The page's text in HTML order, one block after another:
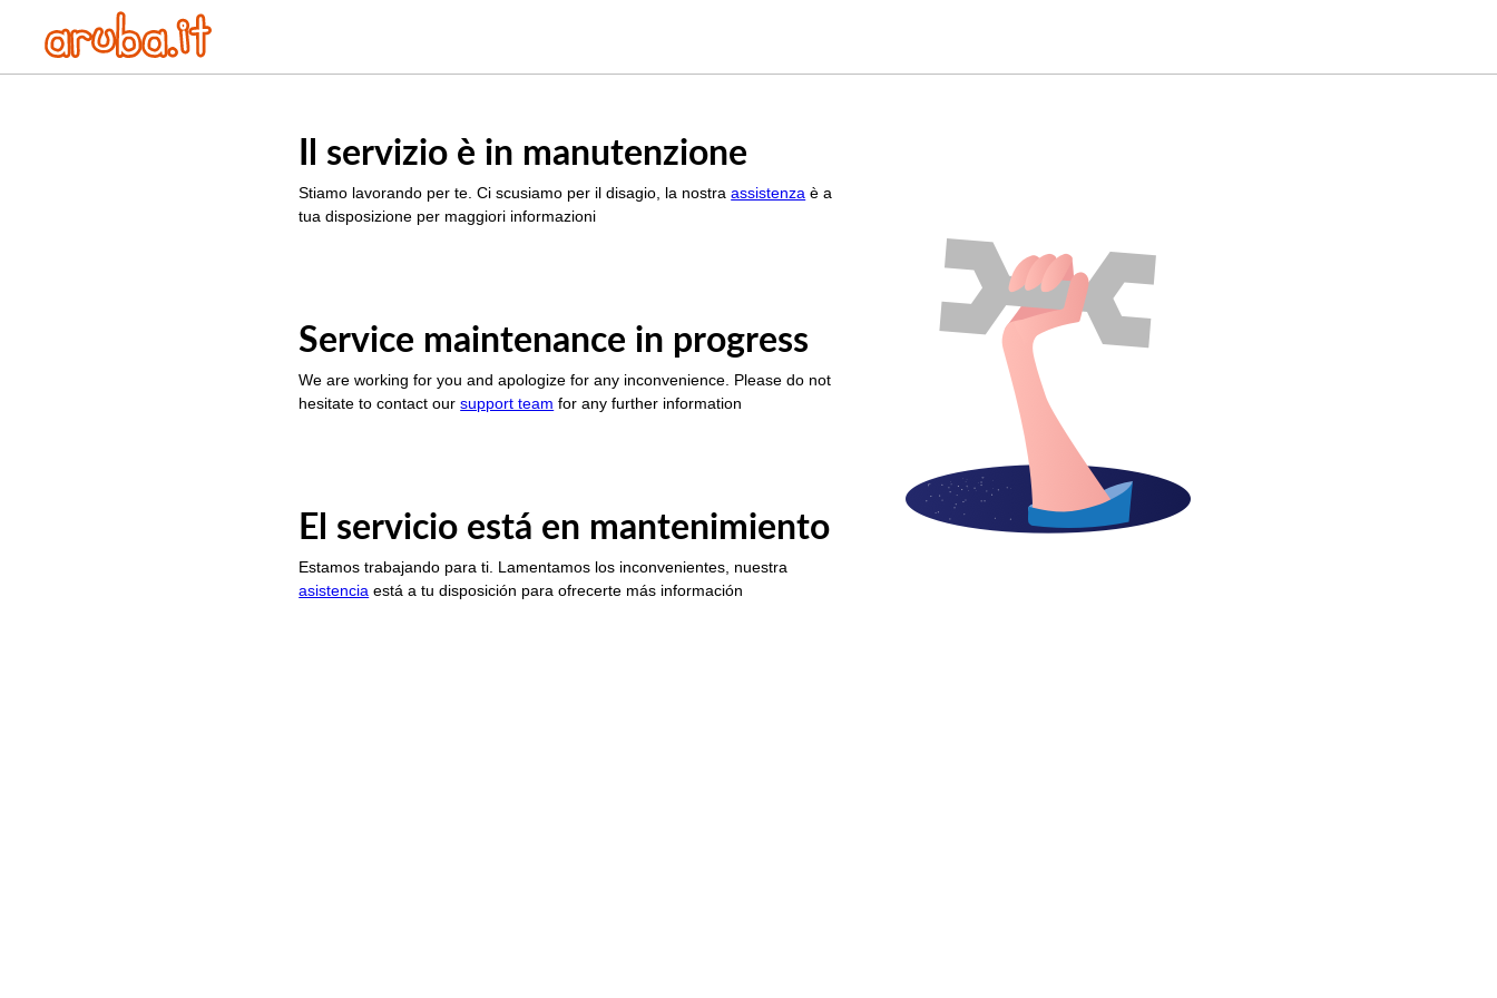
Il servizio è in manutenzione
Stiamo lavorando per te. Ci scusiamo per il disagio, la nostraassistenza è a
tua disposizione per maggiori informazioni
Service maintenance in progress
We are working for you and apologize for any inconvenience. Please do not
hesitate to contact oursupport team for any further information
El servicio está en mantenimiento
Estamos trabajando para ti. Lamentamos los inconvenientes, nuestra
asistencia está a tu disposición para ofrecerte más información